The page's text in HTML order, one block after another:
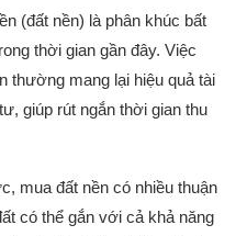
(đất nền) là phân khúc bất
thời gian gần đây. Việc
thường mang lại hiệu quả tài
giúp rút ngắn thời gian thu
mua đất nền có nhiều thuận
có thể gắn với cả khả năng